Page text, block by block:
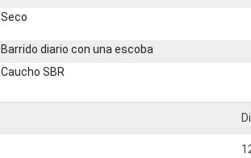
Seco
Barrido diario con una escoba
Caucho SBR